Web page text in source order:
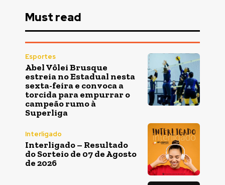
Must read
Esportes
Abel Vôlei Brusque
estreia no Estadual nesta
sexta-feira e convoca a
torcida para empurrar o
campeão rumo à
Superliga
Interligado
Interligado – Resultado
do Sorteio de 07 de Agosto
de 2026